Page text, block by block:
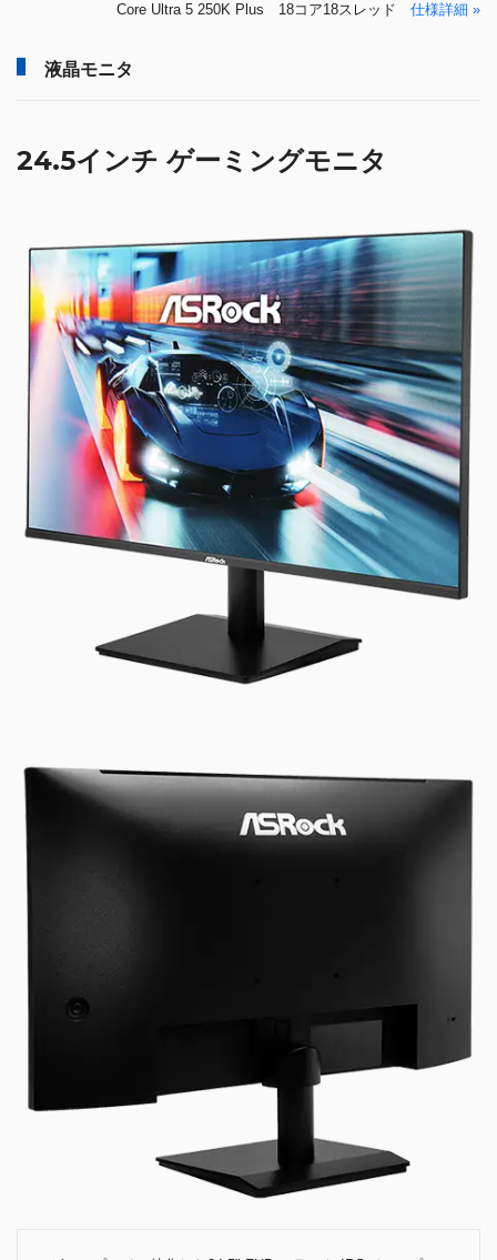
Core Ultra 5 250K Plus 18コア18スレッド 仕様詳細 »
液晶モニタ
24.5インチ ゲーミングモニタ